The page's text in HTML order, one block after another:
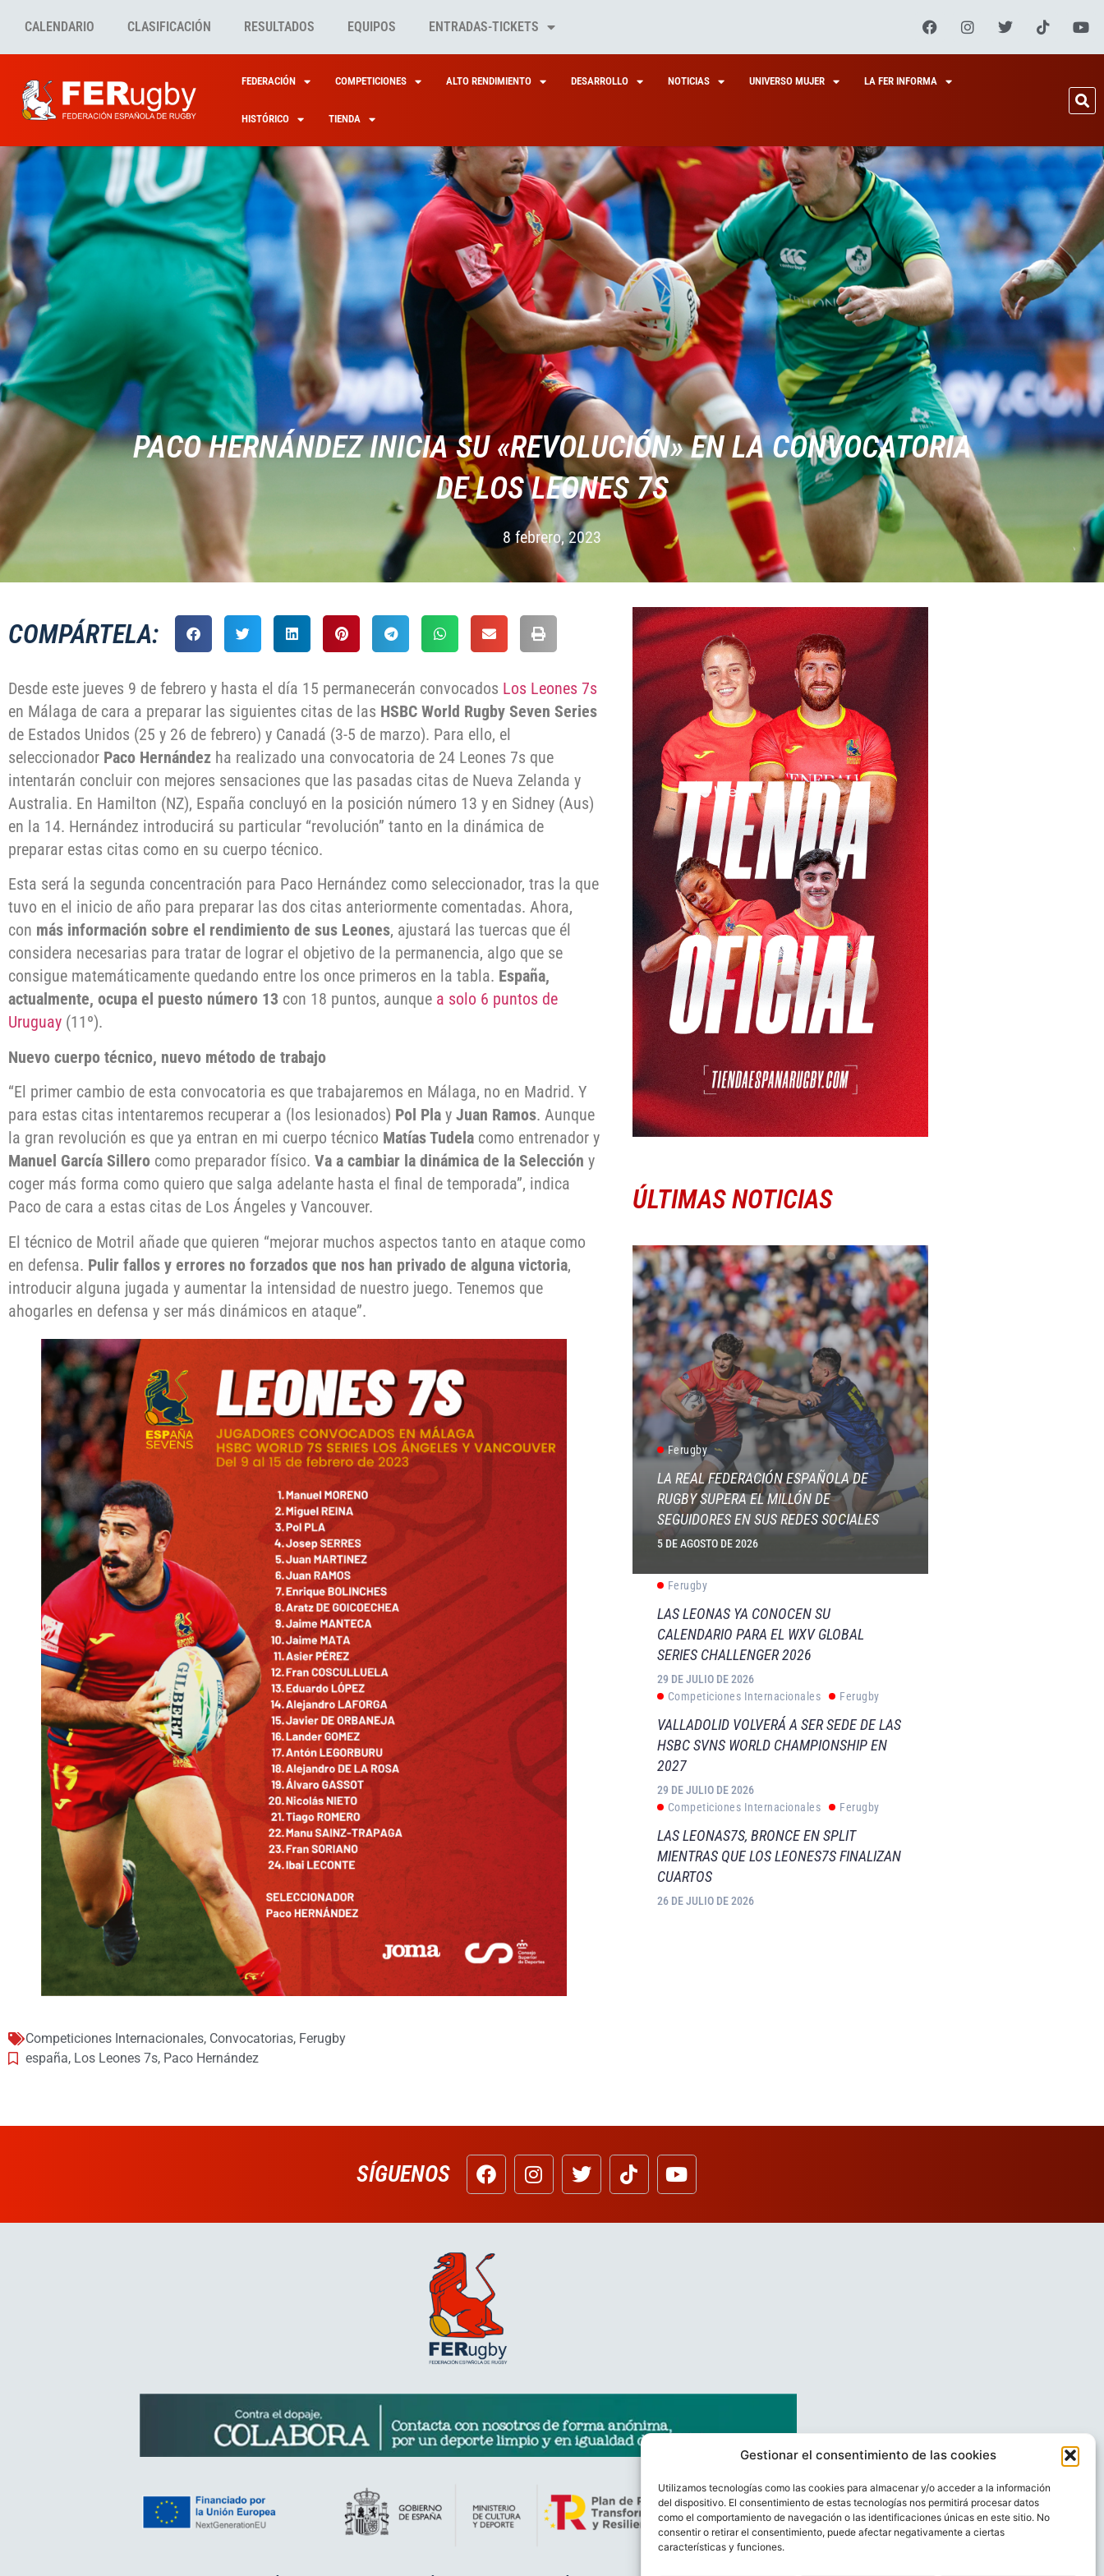
Gestionar el consentimiento de las cookies
Utilizamos tecnologías como las cookies para almacenar y/o acceder a la información
del dispositivo. El consentimiento de estas tecnologías nos permitirá procesar datos
como el comportamiento de navegación o las identificaciones únicas en este sitio. No
consentir o retirar el consentimiento, puede afectar negativamente a ciertas
características y funciones.
CALENDARIO CLASIFICACIÓN RESULTADOS EQUIPOS ENTRADAS-TICKETS
FEDERACIÓN COMPETICIONES ALTO RENDIMIENTO DESARROLLO NOTICIAS UNIVERSO MUJER LA FER INFORMA
HISTÓRICO TIENDA
PACO HERNÁNDEZ INICIA SU «REVOLUCIÓN» EN LA CONVOCATORIA
DE LOS LEONES 7S
8 febrero, 2023
COMPÁRTELA:
Desde este jueves 9 de febrero y hasta el día 15 permanecerán convocados Los Leones 7s
en Málaga de cara a preparar las siguientes citas de las HSBC World Rugby Seven Series
de Estados Unidos (25 y 26 de febrero) y Canadá (3-5 de marzo). Para ello, el
seleccionador Paco Hernández ha realizado una convocatoria de 24 Leones 7s que
intentarán concluir con mejores sensaciones que las pasadas citas de Nueva Zelanda y
Australia. En Hamilton (NZ), España concluyó en la posición número 13 y en Sidney (Aus)
en la 14. Hernández introducirá su particular “revolución” tanto en la dinámica de
preparar estas citas como en su cuerpo técnico.
Esta será la segunda concentración para Paco Hernández como seleccionador, tras la que
tuvo en el inicio de año para preparar las dos citas anteriormente comentadas. Ahora,
con más información sobre el rendimiento de sus Leones, ajustará las tuercas que él
considera necesarias para tratar de lograr el objetivo de la permanencia, algo que se
consigue matemáticamente quedando entre los once primeros en la tabla. España,
actualmente, ocupa el puesto número 13 con 18 puntos, aunque a solo 6 puntos de
Uruguay (11º).
Nuevo cuerpo técnico, nuevo método de trabajo
“El primer cambio de esta convocatoria es que trabajaremos en Málaga, no en Madrid. Y
para estas citas intentaremos recuperar a (los lesionados) Pol Pla y Juan Ramos. Aunque
la gran revolución es que ya entran en mi cuerpo técnico Matías Tudela como entrenador y
Manuel García Sillero como preparador físico. Va a cambiar la dinámica de la Selección y
coger más forma como quiero que salga adelante hasta el final de temporada”, indica
Paco de cara a estas citas de Los Ángeles y Vancouver.
El técnico de Motril añade que quieren “mejorar muchos aspectos tanto en ataque como
en defensa. Pulir fallos y errores no forzados que nos han privado de alguna victoria,
introducir alguna jugada y aumentar la intensidad de nuestro juego. Tenemos que
ahogarles en defensa y ser más dinámicos en ataque”.
Competiciones Internacionales, Convocatorias, Ferugby
españa, Los Leones 7s, Paco Hernández
ÚLTIMAS NOTICIAS
Ferugby
LA REAL FEDERACIÓN ESPAÑOLA DE
RUGBY SUPERA EL MILLÓN DE
SEGUIDORES EN SUS REDES SOCIALES
5 DE AGOSTO DE 2026
Ferugby
LAS LEONAS YA CONOCEN SU
CALENDARIO PARA EL WXV GLOBAL
SERIES CHALLENGER 2026
29 DE JULIO DE 2026
Competiciones Internacionales
Ferugby
VALLADOLID VOLVERÁ A SER SEDE DE LAS
HSBC SVNS WORLD CHAMPIONSHIP EN
2027
29 DE JULIO DE 2026
Competiciones Internacionales
Ferugby
LAS LEONAS7S, BRONCE EN SPLIT
MIENTRAS QUE LOS LEONES7S FINALIZAN
CUARTOS
26 DE JULIO DE 2026
SÍGUENOS